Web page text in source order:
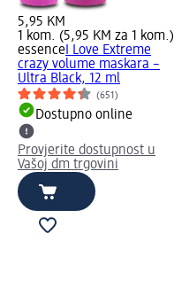
5,95 KM
1 kom. (5,95 KM za 1 kom.)
essenceI Love Extreme
crazy volume maskara –
Ultra Black, 12 ml
(651)
Dostupno online
Provjerite dostupnost u
Vašoj dm trgovini